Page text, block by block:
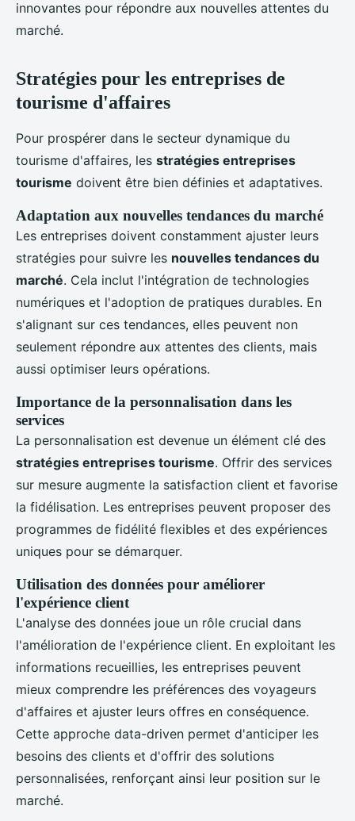
innovantes pour répondre aux nouvelles attentes du
marché.
Stratégies pour les entreprises de
tourisme d'affaires
Pour prospérer dans le secteur dynamique du
tourisme d'affaires, les stratégies entreprises
tourisme doivent être bien définies et adaptatives.
Adaptation aux nouvelles tendances du marché
Les entreprises doivent constamment ajuster leurs
stratégies pour suivre les nouvelles tendances du
marché. Cela inclut l'intégration de technologies
numériques et l'adoption de pratiques durables. En
s'alignant sur ces tendances, elles peuvent non
seulement répondre aux attentes des clients, mais
aussi optimiser leurs opérations.
Importance de la personnalisation dans les
services
La personnalisation est devenue un élément clé des
stratégies entreprises tourisme. Offrir des services
sur mesure augmente la satisfaction client et favorise
la fidélisation. Les entreprises peuvent proposer des
programmes de fidélité flexibles et des expériences
uniques pour se démarquer.
Utilisation des données pour améliorer
l'expérience client
L'analyse des données joue un rôle crucial dans
l'amélioration de l'expérience client. En exploitant les
informations recueillies, les entreprises peuvent
mieux comprendre les préférences des voyageurs
d'affaires et ajuster leurs offres en conséquence.
Cette approche data-driven permet d'anticiper les
besoins des clients et d'offrir des solutions
personnalisées, renforçant ainsi leur position sur le
marché.